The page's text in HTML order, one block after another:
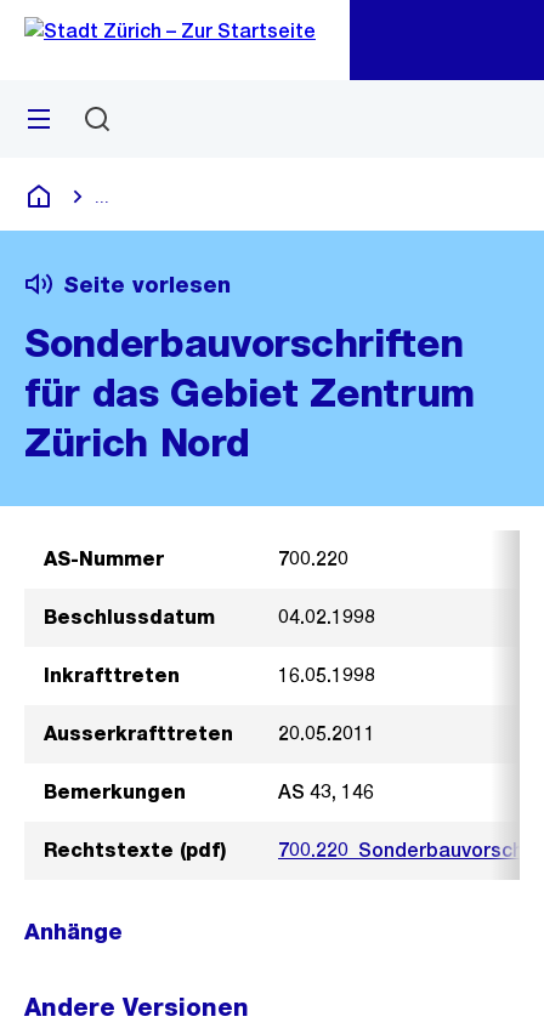
Navigation
Sprunglink
Menü
Deutsch
Seite vorlesen
Sonderbauvorschriften
für das Gebiet Zentrum
Zürich Nord
AS-Nummer 700.220
Beschlussdatum 04.02.1998
Inkrafttreten 16.05.1998
Ausserkrafttreten 20.05.2011
Bemerkungen AS 43, 146
Rechtstexte (pdf)
Anhänge
Andere Versionen